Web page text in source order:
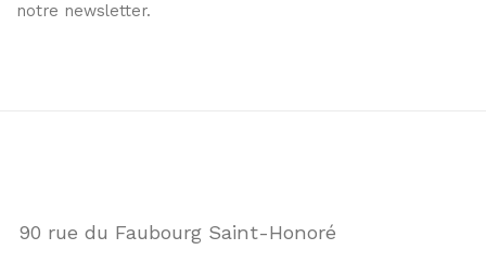
notre newsletter.
90 rue du Faubourg Saint-Honoré